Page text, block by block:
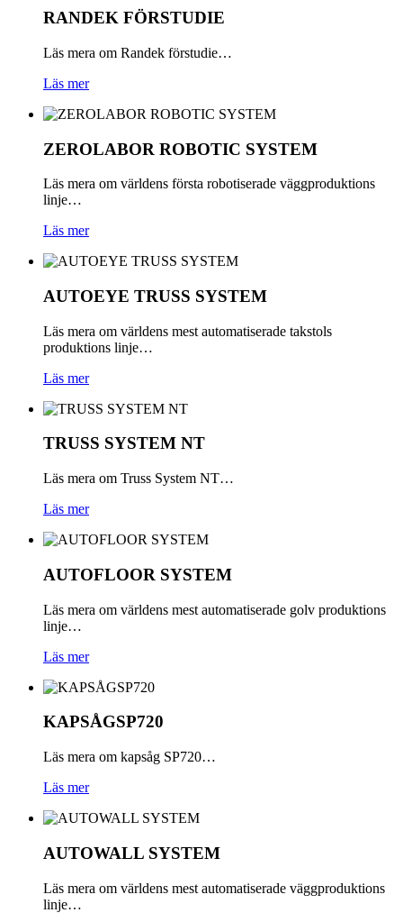
RANDEK FÖRSTUDIE
Läs mera om Randek förstudie…
Läs mer
ZEROLABOR ROBOTIC SYSTEM
Läs mera om världens första robotiserade väggproduktions
linje…
Läs mer
AUTOEYE TRUSS SYSTEM
Läs mera om världens mest automatiserade takstols
produktions linje…
Läs mer
TRUSS SYSTEM NT
Läs mera om Truss System NT…
Läs mer
AUTOFLOOR SYSTEM
Läs mera om världens mest automatiserade golv produktions
linje…
Läs mer
KAPSÅGSP720
Läs mera om kapsåg SP720…
Läs mer
AUTOWALL SYSTEM
Läs mera om världens mest automatiserade väggproduktions
linje…